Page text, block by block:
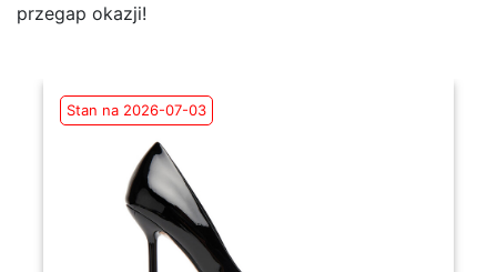
przegap okazji!
Stan na 2026-07-03